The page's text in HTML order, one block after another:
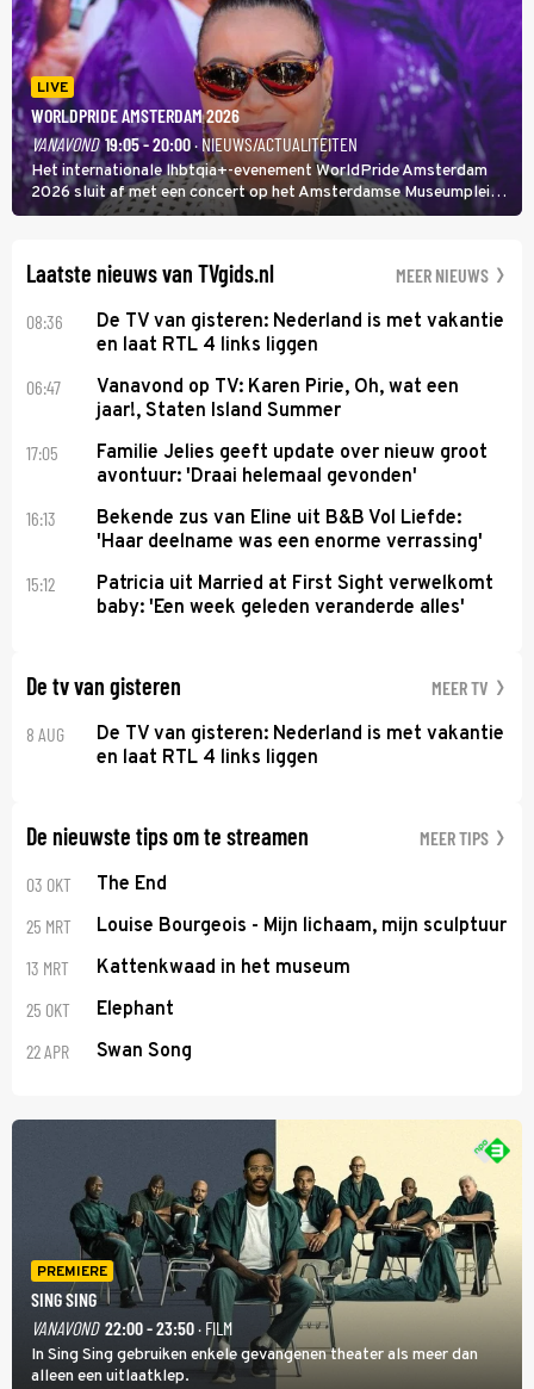
LIVE
WORLDPRIDE AMSTERDAM 2026
VANAVOND 19:05 - 20:00· NIEUWS/ACTUALITEITEN
Het internationale lhbtqia+-evenement WorldPride Amsterdam
2026 sluit af met een concert op het Amsterdamse Museumplein.
Anita Doth is een van de optredende artiesten. In de jaren 90
Laatste nieuws van TVgids.nl MEER NIEUWS
08:36
De TV van gisteren: Nederland is met vakantie
en laat RTL 4 links liggen
06:47
Vanavond op TV: Karen Pirie, Oh, wat een
jaar!, Staten Island Summer
17:05
Familie Jelies geeft update over nieuw groot
avontuur: 'Draai helemaal gevonden'
16:13
Bekende zus van Eline uit B&B Vol Liefde:
'Haar deelname was een enorme verrassing'
15:12
Patricia uit Married at First Sight verwelkomt
baby: 'Een week geleden veranderde alles'
De tv van gisteren MEER TV
8 AUG
De TV van gisteren: Nederland is met vakantie
en laat RTL 4 links liggen
De nieuwste tips om te streamen MEER TIPS
03 OKT The End
25 MRT Louise Bourgeois - Mijn lichaam, mijn sculptuur
13 MRT Kattenkwaad in het museum
25 OKT Elephant
22 APR Swan Song
PREMIERE
SING SING
VANAVOND 22:00 - 23:50· FILM
In Sing Sing gebruiken enkele gevangenen theater als meer dan
alleen een uitlaatklep.